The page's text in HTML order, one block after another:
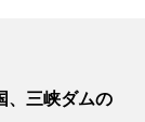
、三峡ダムの